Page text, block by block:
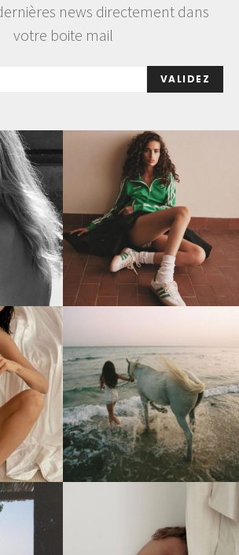
news directement dans
votre boite mail
VALIDEZ